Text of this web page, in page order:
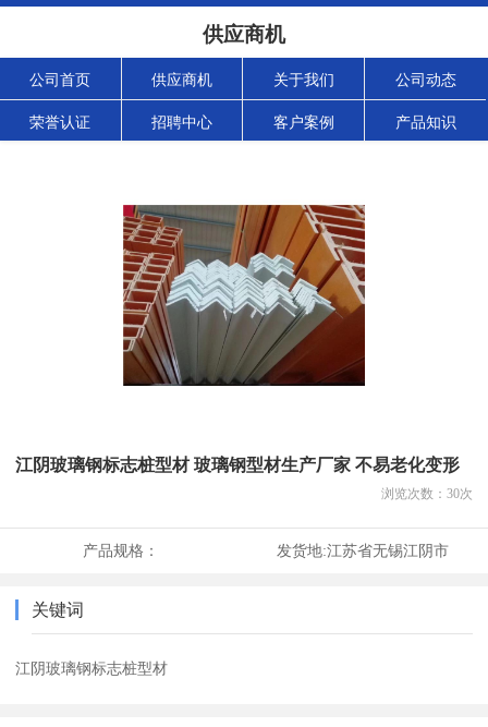
供应商机
公司首页 供应商机 关于我们 公司动态
荣誉认证 招聘中心 客户案例 产品知识
江阴玻璃钢标志桩型材 玻璃钢型材生产厂家 不易老化变形
浏览次数： 30次
产品规格： 发货地:江苏省无锡江阴市
关键词
江阴玻璃钢标志桩型材